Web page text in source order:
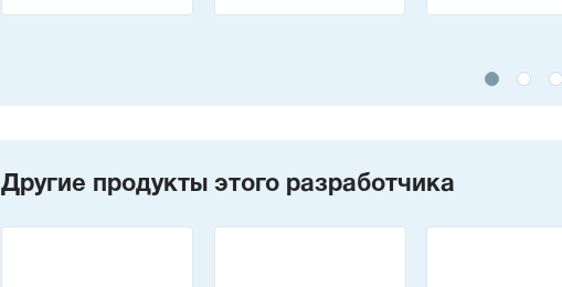
Другие продукты этого разработчика